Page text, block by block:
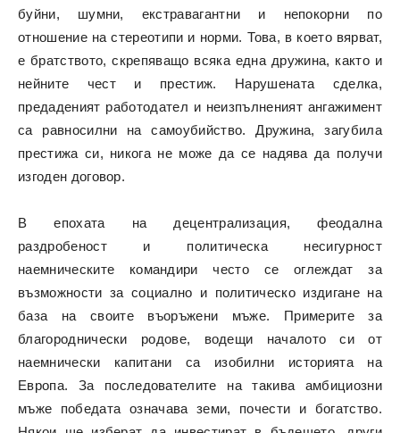
буйни, шумни, екстравагантни и непокорни по
отношение на стереотипи и норми. Това, в което вярват,
е братството, скрепяващо всяка една дружина, както и
нейните чест и престиж. Нарушената сделка,
предаденият работодател и неизпълненият ангажимент
са равносилни на самоубийство. Дружина, загубила
престижа си, никога не може да се надява да получи
изгоден договор.
В епохата на децентрализация, феодална
раздробеност и политическа несигурност
наемническите командири често се оглеждат за
възможности за социално и политическо издигане на
база на своите въоръжени мъже. Примерите за
благороднически родове, водещи началото си от
наемнически капитани са изобилни историята на
Европа. За последователите на такива амбициозни
мъже победата означава земи, почести и богатство.